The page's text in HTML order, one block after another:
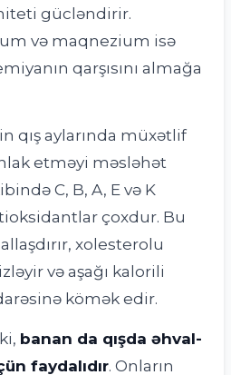
gücləndirir.
və maqnezium isə
qarşısını almağa
qış aylarında müxətlif
etməyi məsləhət
C, B, A, E və K
çoxdur. Bu
xolesterolu
və aşağı kalorili
kömək edir.
banan da qışda əhval-
faydalıdır. Onların